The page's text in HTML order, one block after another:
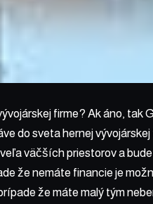
firme? Ak áno, tak
do sveta hernej
väčších priestorov a
že nemáte financie je
že máte malý tým